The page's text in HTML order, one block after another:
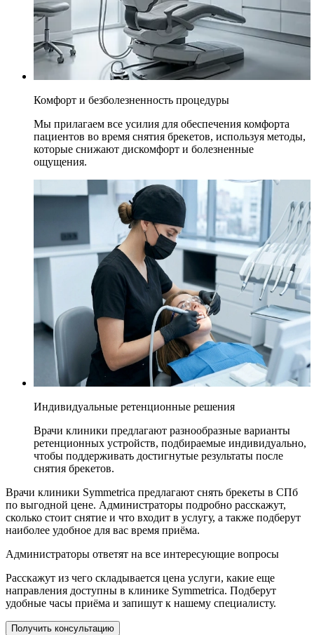
Комфорт и безболезненность процедуры
Мы прилагаем все усилия для обеспечения комфорта
пациентов во время снятия брекетов, используя методы,
которые снижают дискомфорт и болезненные
ощущения.
Индивидуальные ретенционные решения
Врачи клиники предлагают разнообразные варианты
ретенционных устройств, подбираемые индивидуально,
чтобы поддерживать достигнутые результаты после
снятия брекетов.
Врачи клиники Symmetrica предлагают снять брекеты в СПб
по выгодной цене. Администраторы подробно расскажут,
сколько стоит снятие и что входит в услугу, а также подберут
наиболее удобное для вас время приёма.
Администраторы ответят на все интересующие вопросы
Расскажут из чего складывается цена услуги, какие еще
направления доступны в клинике Symmetrica. Подберут
удобные часы приёма и запишут к нашему специалисту.
Получить консультацию